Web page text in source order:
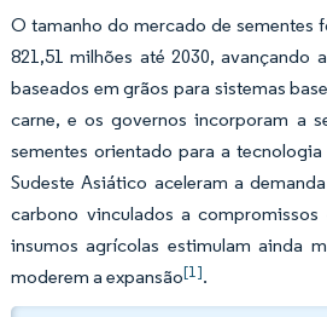
O tamanho do mercado de sementes
821,51 milhões até 2030,
baseados em grãos para sistemas
carne, e os governos incorporam a
sementes orientado para a
Sudeste Asiático aceleram a
carbono vinculados a
insumos agrícolas estimulam ainda
moderem a expansão[1].